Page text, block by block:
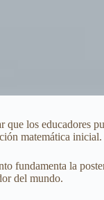
los educadores
matemática inicial.
fundamenta la
del mundo.